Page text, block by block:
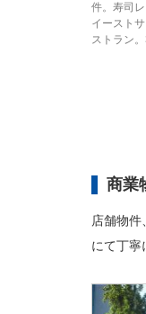
件。寿司
イースト
ストラン
商業
店舗物
にて丁寧